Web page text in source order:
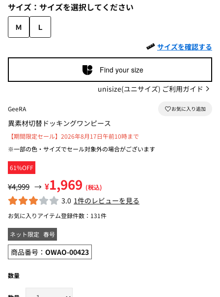
サイズ： サイズを選択してください
Ｍ
Ｌ
サイズを確認する
Find your size
unisize(ユニサイズ) ご利用ガイド
GeeRA
異素材切替ドッキングワンピース
61%OFF
【期間限定セール】2026年8月17日午前10時まで
※一部の色・サイズでセール対象外の場合がございます
¥4,999 → ¥1,969 (税込)
3.0 1件のレビューを見る
お気に入りアイテム登録件数： 131件
ネット限定 春号
商品番号： OWAO-00423
数量